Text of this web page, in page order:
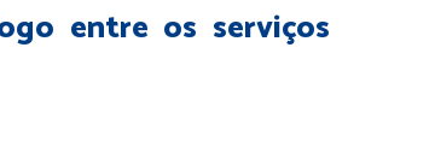
entre os serviços